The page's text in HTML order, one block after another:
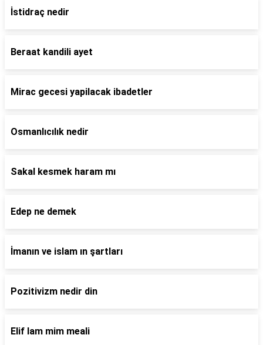
İstidraç nedir
Beraat kandili ayet
Mirac gecesi yapilacak ibadetler
Osmanlıcılık nedir
Sakal kesmek haram mı
Edep ne demek
İmanın ve islam ın şartları
Pozitivizm nedir din
Elif lam mim meali